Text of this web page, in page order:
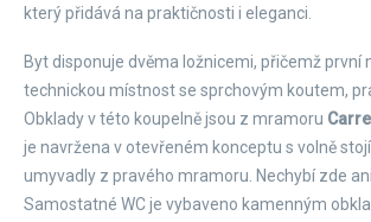
který přidává na praktičnosti i eleganci.
Byt disponuje dvěma ložnicemi, přičemž první
technickou místnost se sprchovým koutem,
Obklady v této koupelně jsou z mramoru
je navržena v otevřeném konceptu s volně
umyvadly z pravého mramoru. Nechybí zde
Samostatné WC je vybaveno kamenným